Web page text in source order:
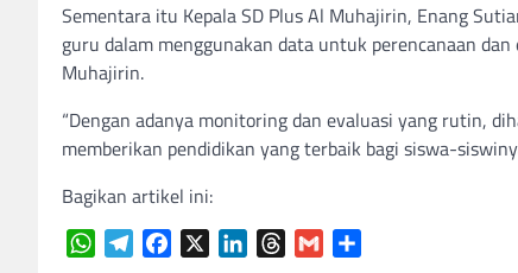
Sementara itu Kepala SD Plus Al Muhajirin, Enang
guru dalam menggunakan data untuk perencanaan
Muhajirin.
“Dengan adanya monitoring dan evaluasi yang rutin,
memberikan pendidikan yang terbaik bagi siswa-
Bagikan artikel ini:
WhatsAppTelegramFacebook LinkedInThreads
Gmail